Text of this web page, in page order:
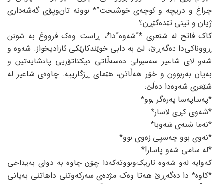
چراغ و دریچە و کوچەی خوشبخت”* بوونە تان‌وپۆی گەشەداری
ژیان و تینی تێدەگێڕن؟
کاک فاتح لە شێعری *”شەوە”دا*، ڕاست وەک فرووغ بە شوێن
ڕووناکی‌دا دەگەڕێ، لێ بە دابی خوێندکارێکی ئازادیخواز. شەوە و
شەو لای شاعیر سەمبولی دەسەڵاتی دیکتاتۆریی پادشایەتین و
بەیان بەربوون و خۆر هەڵاتن، هێمای ڕزگارییە. چاوەی شاعیر لە
شێعری شەوەدا دەڵێ:
*پەساپەسا پەرەگر بوو*
*شەوی کڕی لاسار*
*نەما شنەی شەوبا*
*نەوی بوو چەسپی زەوی بوو*
*لە سامی شەو پاسار!*
کەوایە لەو شەوە تاریک‌ونووتەکەدا چۆن چاوە بە دوای بەیداخی
*کاوە* دا دەگەڕێ هەتا وەک مژدەی سەرکەوتنی داهاتنی بەیانی